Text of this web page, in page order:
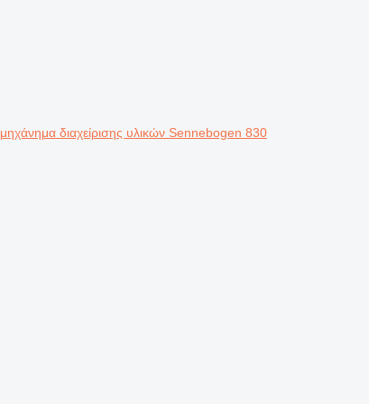
μηχάνημα διαχείρισης υλικών Sennebogen 830